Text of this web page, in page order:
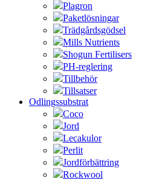
Plagron
Paketlösningar
Trädgårdsgödsel
Mills Nutrients
Shogun Fertilisers
PH-reglering
Tillbehör
Tillsatser
Odlingssubstrat
Coco
Jord
Lecakulor
Perlit
Jordförbättring
Rockwool